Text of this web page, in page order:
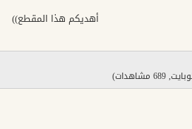
أهديكم هذا المقطع))